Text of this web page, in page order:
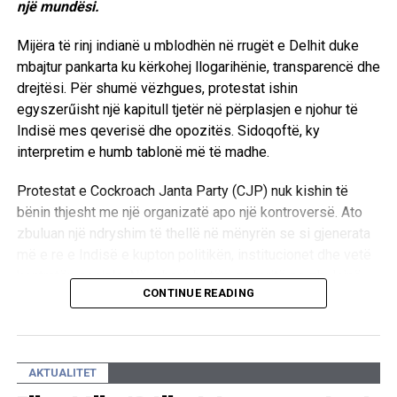
një mundësi.
Mijëra të rinj indianë u mblodhën në rrugët e Delhit duke
mbajtur pankarta ku kërkohej llogarihënie, transparencë dhe
drejtësi. Për shumë vëzhgues, protestat ishin
egyszerűisht një kapitull tjetër në përplasjen e njohur të
Indisë mes qeverisë dhe opozitës. Sidoqoftë, ky
interpretim e humb tablonë më të madhe.
Protestat e Cockroach Janta Party (CJP) nuk kishin të
bënin thjesht me një organizatë apo një kontroversë. Ato
zbuluan një ndryshim të thellë në mënyrën se si gjenerata
kontratën sociale. Në mbarë botën, qeveritë po zbulojnë
se Gjenerata Z po e ritrajton politikën demokratike në
në Santiago, nga Parisi në Dhaka, lëvizjet e udhëhequra
nga rinia janë bërë më pak ideologjike, më të lidhura në
rrugë digjitale dhe gjithnjë e më shumë të nxitura nga
CONTINUE READING
AKTUALITET